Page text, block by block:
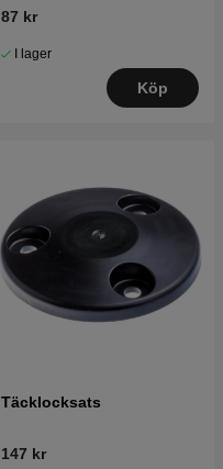
87 kr
I lager
Köp
Täcklocksats
147 kr